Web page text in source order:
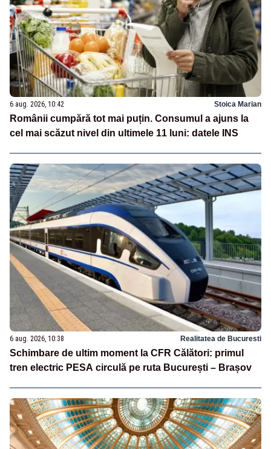
6 aug. 2026, 10:42 Stoica Marian
Românii cumpără tot mai puțin. Consumul a ajuns la
cel mai scăzut nivel din ultimele 11 luni: datele INS
6 aug. 2026, 10:38 Realitatea de Bucuresti
Schimbare de ultim moment la CFR Călători: primul
tren electric PESA circulă pe ruta București – Brașov